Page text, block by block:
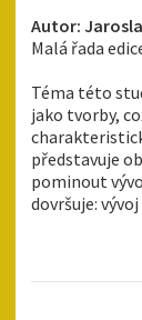
Autor:
Malá řada
Téma této
jako tvorby,
představuje
pominout
dovršuje: